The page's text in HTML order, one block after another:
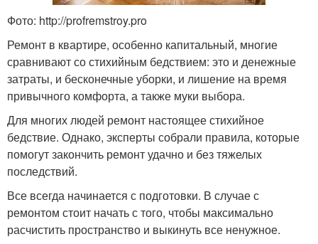
Фото: http://profremstroy.pro
Ремонт в квартире, особенно капитальный, многие
сравнивают со стихийным бедствием: это и денежные
затраты, и бесконечные уборки, и лишение на время
привычного комфорта, а также муки выбора.
Для многих людей ремонт настоящее стихийное
бедствие. Однако, эксперты собрали правила, которые
помогут закончить ремонт удачно и без тяжелых
последствий.
Все всегда начинается с подготовки. В случае с
ремонтом стоит начать с того, чтобы максимально
расчистить пространство и выкинуть все ненужное.